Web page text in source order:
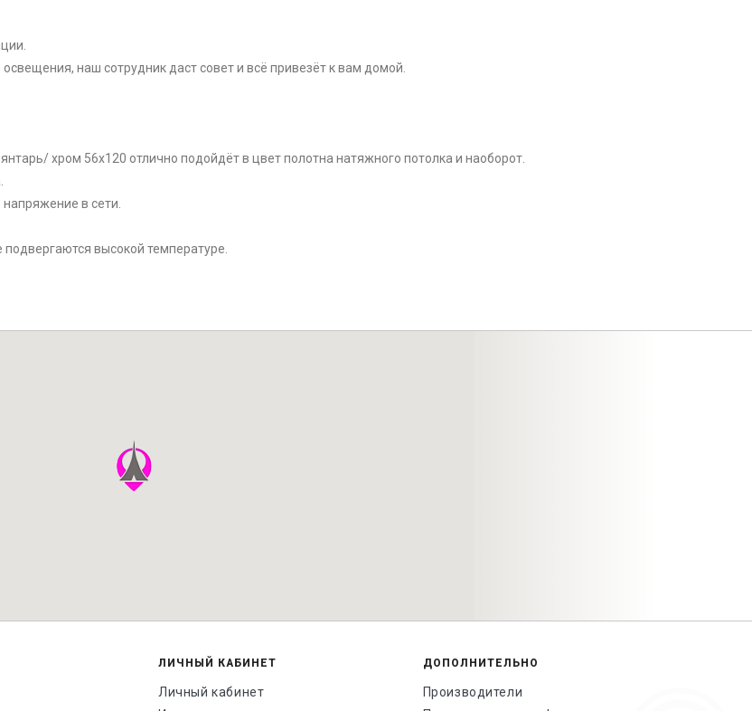
наш сотрудник даст совет и всё привезёт к вам домой.
хром 56x120 отлично подойдёт в цвет полотна натяжного потолка и наоборот.
в сети.
высокой температуре.
ЛИЧНЫЙ КАБИНЕТ
Личный кабинет
ДОПОЛНИТЕЛЬНО
Производители